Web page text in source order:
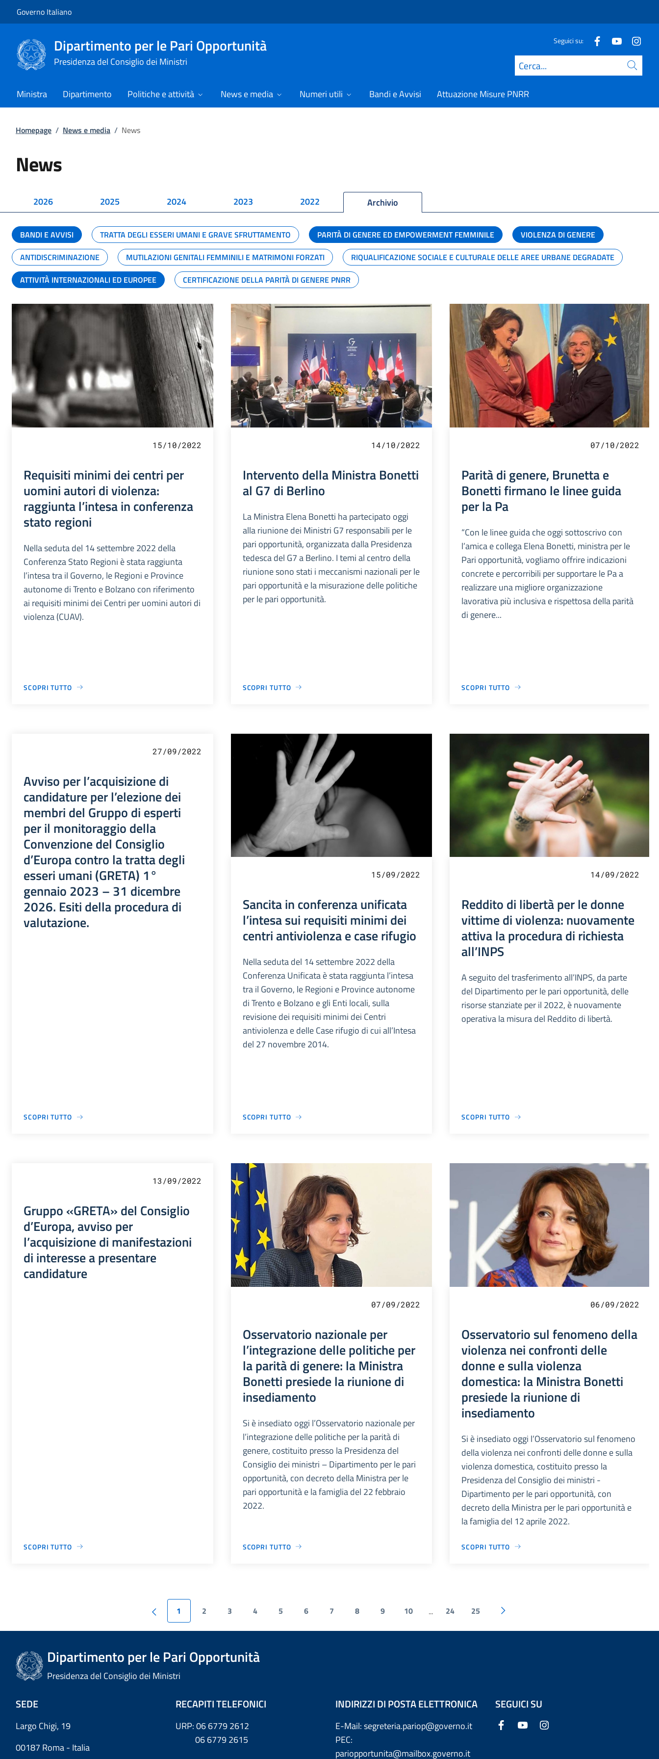
Governo Italiano
Dipartimento per le Pari Opportunità
Presidenza del Consiglio dei Ministri
Seguici su:
Cerca
Ministra Dipartimento Politiche e attività News e media Numeri utili Bandi e Avvisi Attuazione Misure PNRR
Homepage / News e media / News
News
2026 2025 2024 2023 2022 Archivio
BANDI E AVVISI TRATTA DEGLI ESSERI UMANI E GRAVE SFRUTTAMENTO PARITÀ DI GENERE ED EMPOWERMENT FEMMINILE
VIOLENZA DI GENERE
ANTIDISCRIMINAZIONE
MUTILAZIONI GENITALI FEMMINILI E MATRIMONI FORZATI
RIQUALIFICAZIONE SOCIALE E CULTURALE DELLE AREE URBANE DEGRADATE
ATTIVITÀ INTERNAZIONALI ED EUROPEE
CERTIFICAZIONE DELLA PARITÀ DI GENERE PNRR
15/10/2022
Requisiti minimi dei centri per
uomini autori di violenza:
raggiunta l’intesa in conferenza
stato regioni
Nella seduta del 14 settembre 2022 della
Conferenza Stato Regioni è stata raggiunta
l’intesa tra il Governo, le Regioni e Province
autonome di Trento e Bolzano con riferimento
ai requisiti minimi dei Centri per uomini autori di
violenza (CUAV).
SCOPRI TUTTO
14/10/2022
Intervento della Ministra Bonetti
al G7 di Berlino
La Ministra Elena Bonetti ha partecipato oggi
alla riunione dei Ministri G7 responsabili per le
pari opportunità, organizzata dalla Presidenza
tedesca del G7 a Berlino. I temi al centro della
riunione sono stati i meccanismi nazionali per le
pari opportunità e la misurazione delle politiche
per le pari opportunità.
SCOPRI TUTTO
07/10/2022
Parità di genere, Brunetta e
Bonetti firmano le linee guida
per la Pa
“Con le linee guida che oggi sottoscrivo con
l’amica e collega Elena Bonetti, ministra per le
Pari opportunità, vogliamo offrire indicazioni
concrete e percorribili per supportare le Pa a
realizzare una migliore organizzazione
lavorativa più inclusiva e rispettosa della parità
di genere...
SCOPRI TUTTO
27/09/2022
Avviso per l’acquisizione di
candidature per l’elezione dei
membri del Gruppo di esperti
per il monitoraggio della
Convenzione del Consiglio
d’Europa contro la tratta degli
esseri umani (GRETA) 1°
gennaio 2023 – 31 dicembre
2026. Esiti della procedura di
valutazione.
SCOPRI TUTTO
15/09/2022
Sancita in conferenza unificata
l’intesa sui requisiti minimi dei
centri antiviolenza e case rifugio
Nella seduta del 14 settembre 2022 della
Conferenza Unificata è stata raggiunta l’intesa
tra il Governo, le Regioni e Province autonome
di Trento e Bolzano e gli Enti locali, sulla
revisione dei requisiti minimi dei Centri
antiviolenza e delle Case rifugio di cui all’Intesa
del 27 novembre 2014.
SCOPRI TUTTO
14/09/2022
Reddito di libertà per le donne
vittime di violenza: nuovamente
attiva la procedura di richiesta
all’INPS
A seguito del trasferimento all’INPS, da parte
del Dipartimento per le pari opportunità, delle
risorse stanziate per il 2022, è nuovamente
operativa la misura del Reddito di libertà.
SCOPRI TUTTO
13/09/2022
Gruppo «GRETA» del Consiglio
d’Europa, avviso per
l’acquisizione di manifestazioni
di interesse a presentare
candidature
SCOPRI TUTTO
07/09/2022
Osservatorio nazionale per
l’integrazione delle politiche per
la parità di genere: la Ministra
Bonetti presiede la riunione di
insediamento
Si è insediato oggi l’Osservatorio nazionale per
l’integrazione delle politiche per la parità di
genere, costituito presso la Presidenza del
Consiglio dei ministri – Dipartimento per le pari
opportunità, con decreto della Ministra per le
pari opportunità e la famiglia del 22 febbraio
2022.
SCOPRI TUTTO
06/09/2022
Osservatorio sul fenomeno della
violenza nei confronti delle
donne e sulla violenza
domestica: la Ministra Bonetti
presiede la riunione di
insediamento
Si è insediato oggi l’Osservatorio sul fenomeno
della violenza nei confronti delle donne e sulla
violenza domestica, costituito presso la
Presidenza del Consiglio dei ministri -
Dipartimento per le pari opportunità, con
decreto della Ministra per le pari opportunità e
la famiglia del 12 aprile 2022.
SCOPRI TUTTO
1 2 3 4 5 6 7 8 9 10 ... 24 25
Dipartimento per le Pari Opportunità
Presidenza del Consiglio dei Ministri
SEDE
Largo Chigi, 19
00187 Roma - Italia
RECAPITI TELEFONICI
URP: 06 6779 2612
06 6779 2615
INDIRIZZI DI POSTA ELETTRONICA
E-Mail: segreteria.pariop@governo.it
PEC:
pariopportunita@mailbox.governo.it
SEGUICI SU